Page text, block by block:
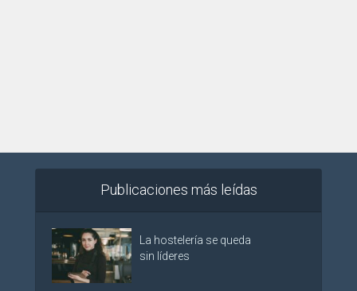
Publicaciones más leídas
La hostelería se queda
sin líderes